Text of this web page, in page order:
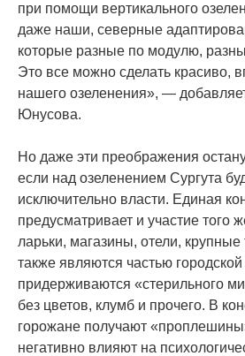
при помощи вертикального
даже наши, северные
которые разные по модулю,
Это все можно сделать красиво,
нашего озеленения», —
Юнусова.
Но даже эти преображения
если над озеленением Сургута
исключительно власти. Единая
предусматривает и участие того
ларьки, магазины, отели,
также являются частью
придерживаются «стерильного
без цветов, клумб и прочего. В
горожане получают «проплешины
негативно влияют на